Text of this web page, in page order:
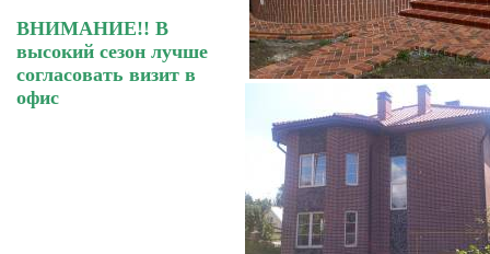
ВНИМАНИЕ!! В
высокий сезон лучше
согласовать визит в
офис